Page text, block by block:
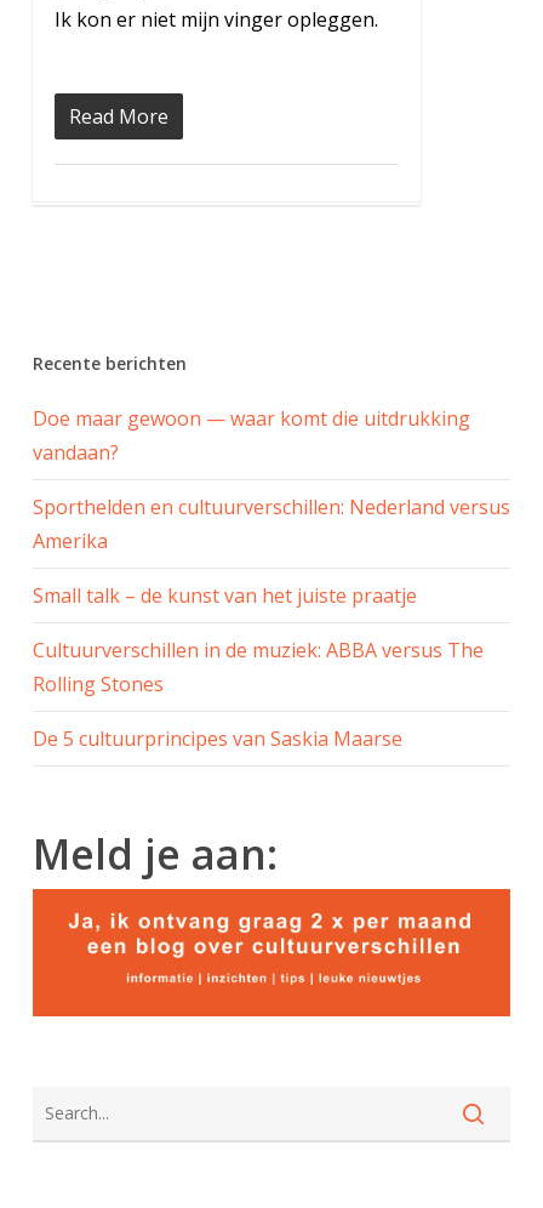
Ik kon er niet mijn vinger opleggen.
Read More
Recente berichten
Doe maar gewoon — waar komt die uitdrukking
vandaan?
Sporthelden en cultuurverschillen: Nederland versus
Amerika
Small talk – de kunst van het juiste praatje
Cultuurverschillen in de muziek: ABBA versus The
Rolling Stones
De 5 cultuurprincipes van Saskia Maarse
Meld je aan: